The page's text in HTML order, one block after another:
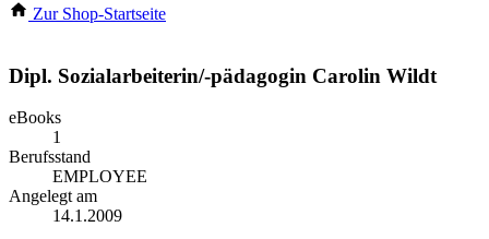
Zur Shop-Startseite
Dipl. Sozialarbeiterin/-pädagogin Carolin Wildt
eBooks
1
Berufsstand
EMPLOYEE
Angelegt am
14.1.2009